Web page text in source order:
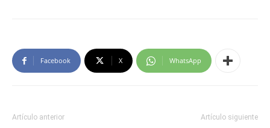
Facebook X WhatsApp
Artículo anterior Artículo siguiente